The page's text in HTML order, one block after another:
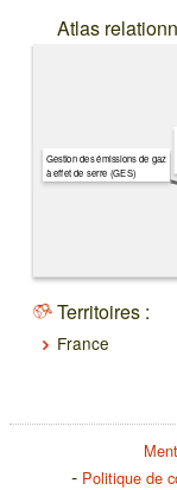
Atlas
Gestion des émissions de gaz
à effet de serre (GES)
Territoires :
France
Politique de